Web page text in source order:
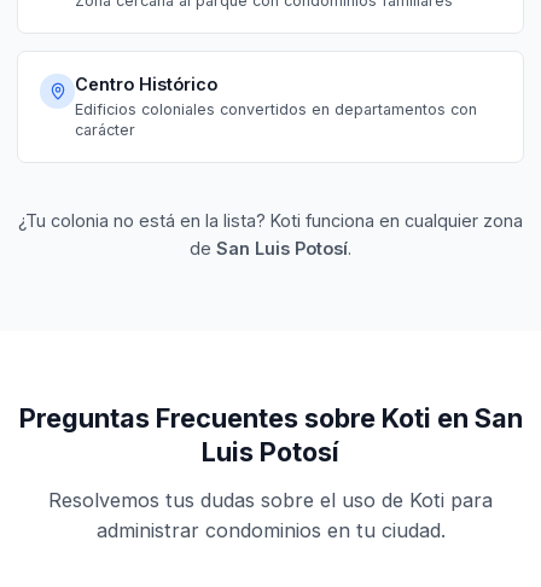
Centro Histórico
Edificios coloniales convertidos en departamentos con
carácter
¿Tu colonia no está en la lista? Koti funciona en cualquier zona
de San Luis Potosí.
Preguntas Frecuentes sobre Koti en San
Luis Potosí
Resolvemos tus dudas sobre el uso de Koti para
administrar condominios en tu ciudad.